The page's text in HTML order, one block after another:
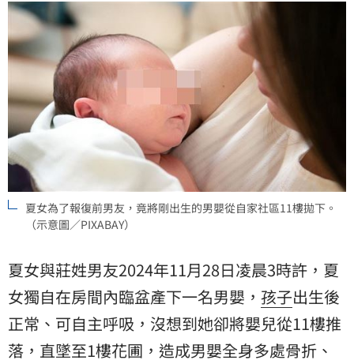
夏女為了報復前男友，竟將剛出生的男嬰從自家社區11樓拋下。
（示意圖／PIXABAY）
夏女與莊姓男友2024年11月28日凌晨3時許，夏
女獨自在房間內臨盆產下一名男嬰， 孩子出生後
正常、可自主呼吸，沒想到她卻將嬰兒從11樓推
落，直墜至1樓花圃，造成男嬰全身多處骨折、